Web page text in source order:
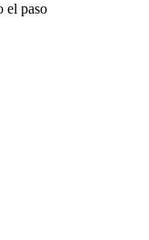
el paso